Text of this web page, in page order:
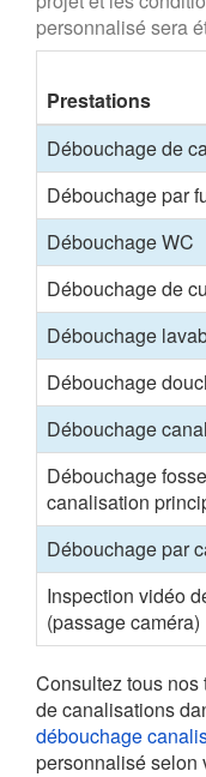
personnalisé sera
Prestations
Débouchage de
Débouchage par
Débouchage WC
Débouchage de
Débouchage
Débouchage
Débouchage
Débouchage
canalisation
Débouchage par
Inspection vidéo
(passage caméra)
Consultez tous
de canalisations
débouchage
personnalisé selon